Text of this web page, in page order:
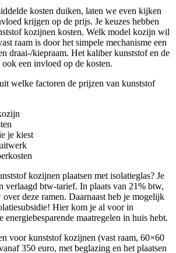
kosten duiken, laten we even kijken
krijgen op de prijs. Je keuzes hebben
kozijnen kosten. Welk model kozijn wil
raam is door het simpele mechanisme een
draai-/kiepraam. Het kaliber kunststof en de
een invloed op de kosten.
welke factoren de prijzen van kunststof
je kiest
kozijnen plaatsen met isolatieglas? Je
verlaagd btw-tarief. In plaats van 21% btw,
deze ramen. Daarnaast heb je mogelijk
Hier kom je al voor in
energiebesparende maatregelen in huis hebt.
voor kunststof kozijnen (vast raam, 60×60
350 euro, met beglazing en het plaatsen